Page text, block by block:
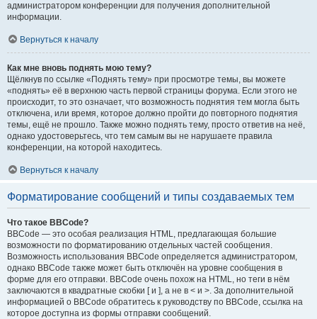
администратором конференции для получения дополнительной
информации.
Вернуться к началу
Как мне вновь поднять мою тему?
Щёлкнув по ссылке «Поднять тему» при просмотре темы, вы можете
«поднять» её в верхнюю часть первой страницы форума. Если этого не
происходит, то это означает, что возможность поднятия тем могла быть
отключена, или время, которое должно пройти до повторного поднятия
темы, ещё не прошло. Также можно поднять тему, просто ответив на неё,
однако удостоверьтесь, что тем самым вы не нарушаете правила
конференции, на которой находитесь.
Вернуться к началу
Форматирование сообщений и типы создаваемых тем
Что такое BBCode?
BBCode — это особая реализация HTML, предлагающая большие
возможности по форматированию отдельных частей сообщения.
Возможность использования BBCode определяется администратором,
однако BBCode также может быть отключён на уровне сообщения в
форме для его отправки. BBCode очень похож на HTML, но теги в нём
заключаются в квадратные скобки [ и ], а не в < и >. За дополнительной
информацией о BBCode обратитесь к руководству по BBCode, ссылка на
которое доступна из формы отправки сообщений.